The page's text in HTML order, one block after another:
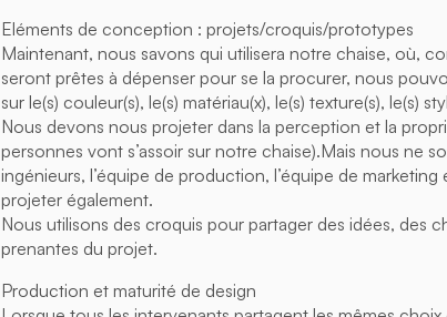
Eléments de conception : projets/croquis/prototypes
Maintenant, nous savons qui utilisera notre chaise, où,
seront prêtes à dépenser pour se la procurer, nous
sur le(s) couleur(s), le(s) matériau(x), le(s) texture(s), le(s)
Nous devons nous projeter dans la perception et la
personnes vont s’assoir sur notre chaise).Mais nous ne
ingénieurs, l’équipe de production, l’équipe de
projeter également.
Nous utilisons des croquis pour partager des idées, des
prenantes du projet.
Production et maturité de design